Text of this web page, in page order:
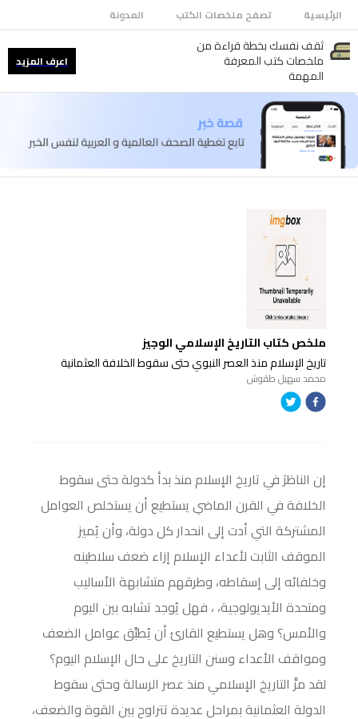
الرئيسية تصفح ملخصات الكتب المدونة
ثقف نفسك بخطة قراءة من
ملخصات كتب المعرفة
المهمة
اعرف المزيد
ملخص كتاب التاريخ الإسلامي الوجيز
تاريخ الإسلام منذ العصر النبوي حتى سقوط الخلافة العثمانية
محمد سهيل طقوش
إن الناظرَ في تاريخ الإسلام منذ بدأ كدولة حتى سقوط
الخلافة في القرن الماضي يستطيع أن يستخلص العوامل
المشتركة التي أدت إلى انحدار كل دولة، وأن يُميز
الموقف الثابت لأعداء الإسلام إزاء ضعف سلاطينه
وخلفائه إلى إسقاطه، وطرقهم متشابهة الأساليب
ومتحدة الأيديولوجية، ، فهل يُوجد تشابه بين اليوم
والأمس؟ وهل يستطيع القارئ أن يُطبِّق عوامل الضعف
ومواقف الأعداء وسنن التاريخ على حال الإسلام اليوم؟
لقد مرَّ التاريخ الإسلامي منذ عصر الرسالة وحتى سقوط
الدولة العثمانية بمراحل عديدة تتراوح بين القوة والضعف،